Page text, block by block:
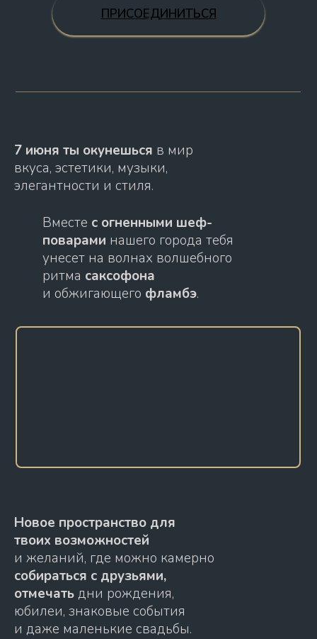
ПРИСОЕДИНИТЬСЯ
7 июня ты окунешься в мир
вкуса, эстетики, музыки,
элегантности и стиля.
Новое пространство для
твоих возможностей
и желаний, где можно камерно
собираться с друзьями,
отмечатьдни рождения,
юбилеи, знаковые события
и даже маленькие свадьбы.
Вместе с огненными шеф-
поварами нашего города тебя
унесет на волнах волшебного
ритма саксофона
и обжигающего фламбэ.